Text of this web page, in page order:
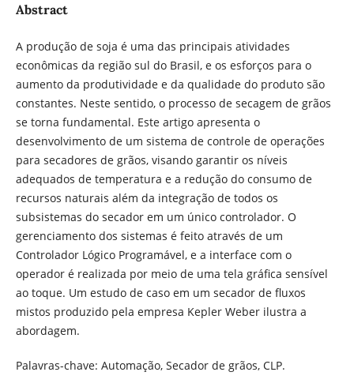
Abstract
A produção de soja é uma das principais atividades
econômicas da região sul do Brasil, e os esforços para o
aumento da produtividade e da qualidade do produto são
constantes. Neste sentido, o processo de secagem de grãos
se torna fundamental. Este artigo apresenta o
desenvolvimento de um sistema de controle de operações
para secadores de grãos, visando garantir os níveis
adequados de temperatura e a redução do consumo de
recursos naturais além da integração de todos os
subsistemas do secador em um único controlador. O
gerenciamento dos sistemas é feito através de um
Controlador Lógico Programável, e a interface com o
operador é realizada por meio de uma tela gráfica sensível
ao toque. Um estudo de caso em um secador de fluxos
mistos produzido pela empresa Kepler Weber ilustra a
abordagem.
Palavras-chave: Automação, Secador de grãos, CLP.